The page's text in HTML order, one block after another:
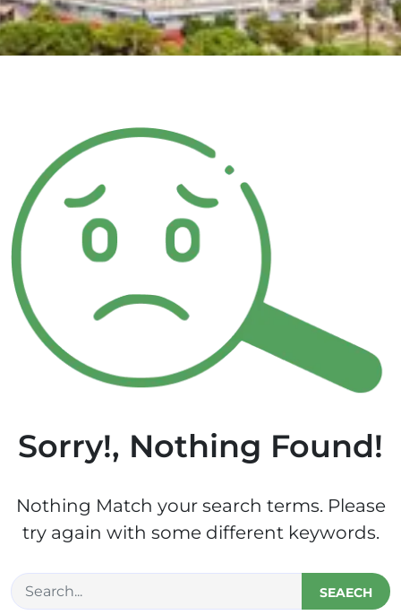
Sorry!, Nothing Found!
Nothing Match your search terms. Please
try again with some different keywords.
SEAECH